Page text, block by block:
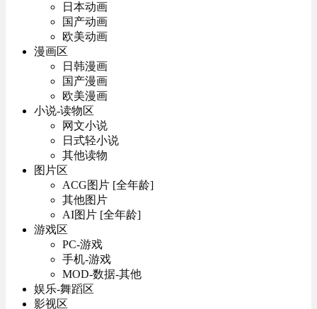
日本动画
国产动画
欧美动画
漫画区
日韩漫画
国产漫画
欧美漫画
小说-读物区
网文小说
日式轻小说
其他读物
图片区
ACG图片 [全年龄]
其他图片
AI图片 [全年龄]
游戏区
PC-游戏
手机-游戏
MOD-数据-其他
娱乐-舞蹈区
影视区